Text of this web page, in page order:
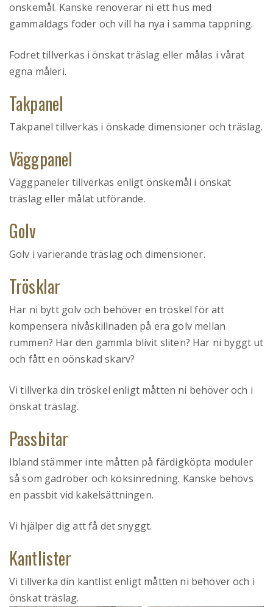
önskemål. Kanske renoverar ni ett hus med
gammaldags foder och vill ha nya i samma tappning.
Fodret tillverkas i önskat träslag eller målas i vårat
egna måleri.
Takpanel
Takpanel tillverkas i önskade dimensioner och träslag.
Väggpanel
Väggpaneler tillverkas enligt önskemål i önskat
träslag eller målat utförande.
Golv
Golv i varierande träslag och dimensioner.
Trösklar
Har ni bytt golv och behöver en tröskel för att
kompensera nivåskillnaden på era golv mellan
rummen? Har den gammla blivit sliten? Har ni byggt ut
och fått en oönskad skarv?
Vi tillverka din tröskel enligt måtten ni behöver och i
önskat träslag.
Passbitar
Ibland stämmer inte måtten på färdigköpta moduler
så som gadrober och köksinredning. Kanske behövs
en passbit vid kakelsättningen.
Vi hjälper dig att få det snyggt.
Kantlister
Vi tillverka din kantlist enligt måtten ni behöver och i
önskat träslag.